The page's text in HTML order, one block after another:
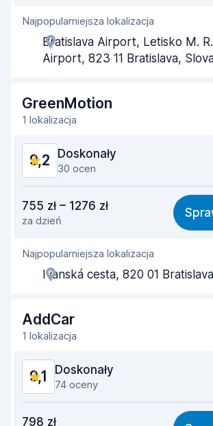
Pomocność przedstawiciela
Szybkość odbioru
Czystość samochodu
Stan samochodu
Najpopularniejsza lokalizacja
Bratislava Airport, Letisko M.
Airport, 823 11 Bratislava,
GreenMotion
1 lokalizacja
9,2 Doskonały
30 ocen
Łatwość znalezienia
Pomocność przedstawiciela
Szybkość odbioru
Szybkość zwrotu
Czystość samochodu
Stan samochodu
755 zł – 1276 zł
za dzień
Najpopularniejsza lokalizacja
Ivanská cesta, 820 01 Bratislava
AddCar
1 lokalizacja
9,1 Doskonały
74 oceny
798 zł